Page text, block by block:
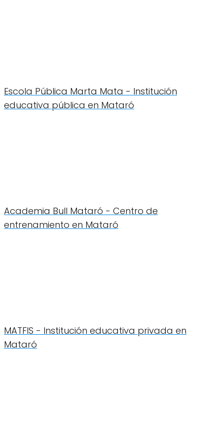
Escola Pública Marta Mata - Institución
educativa pública en Mataró
Academia Bull Mataró - Centro de
entrenamiento en Mataró
MATFIS - Institución educativa privada en
Mataró